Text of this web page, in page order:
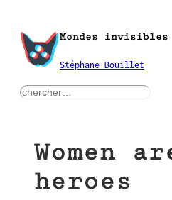
contenu
Mondes invisibles
Stéphane Bouillet
rechercher
Women
heroes